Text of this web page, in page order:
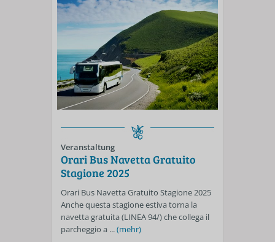
Veranstaltung
Orari Bus Navetta Gratuito
Stagione 2025
Orari Bus Navetta Gratuito Stagione 2025
Anche questa stagione estiva torna la
navetta gratuita (LINEA 94/) che collega il
parcheggio a ...(mehr)